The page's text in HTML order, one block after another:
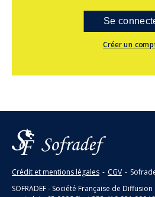
Se
Créer un
Crédit et mentions légales - CGV -
SOFRADEF - Société Française de